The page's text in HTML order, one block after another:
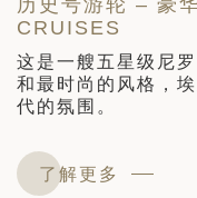
历史号游轮 – 豪
CRUISES
这是一艘五星级尼
和最时尚的风格，
代的氛围。
了解更多